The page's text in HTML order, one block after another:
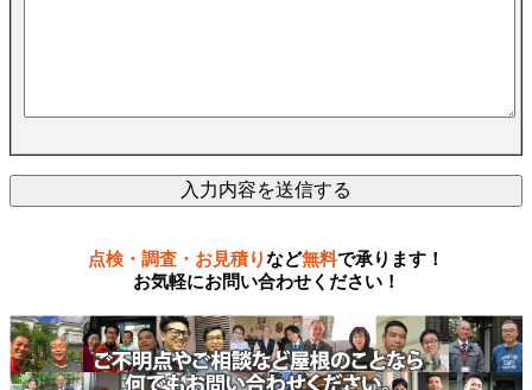
点検・調査・お見積りなど無料で承ります！
お気軽にお問い合わせください！